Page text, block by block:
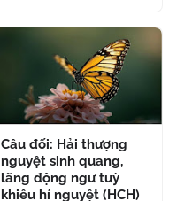
Câu đối: Hải thượng
nguyệt sinh quang,
lãng động ngư tuỳ
khiêu hí nguyệt (HCH)